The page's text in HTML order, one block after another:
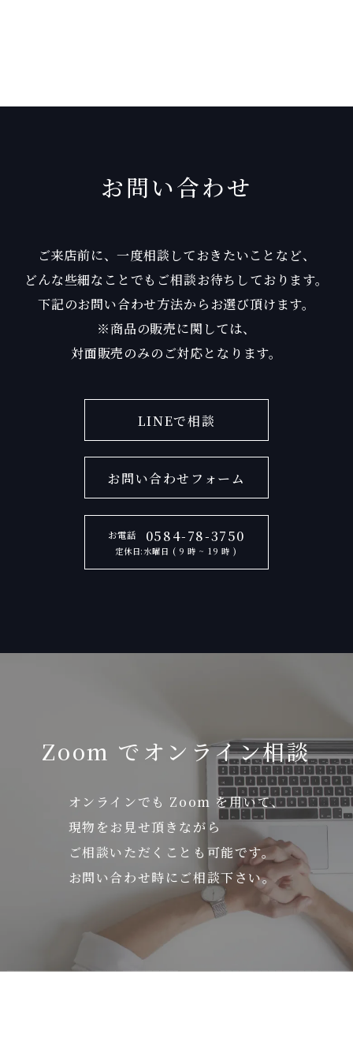
お問い合わせ
ご来店前に、一度相談しておきたいことなど、
どんな些細なことでもご相談お待ちしております。
下記のお問い合わせ方法からお選び頂けます。
※商品の販売に関しては、
対面販売のみのご対応となります。
LINEで相談
お問い合わせフォーム
お電話 0584-78-3750
定休日:水曜日 ( 9 時 ~ 19 時 )
Zoom でオンライン相談
オンラインでも Zoom を用いて、
現物をお見せ頂きながら
ご相談いただくことも可能です。
お問い合わせ時にご相談下さい。